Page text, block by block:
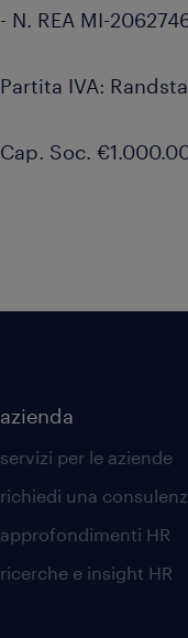
- N. REA MI-
Partita IVA:
Cap. Soc.
azienda
servizi per le aziende
richiedi una
approfondimenti HR
ricerche e insight HR